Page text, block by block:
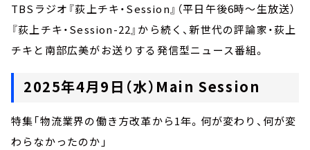
TBSラジオ『荻上チキ・Session』（平日午後6時～生放送）
『荻上チキ・Session-22』から続く、新世代の評論家・荻上
チキと南部広美がお送りする発信型ニュース番組。
2025年4月9日（水）Main Session
特集「物流業界の働き方改革から1年。何が変わり、何が変
わらなかったのか」